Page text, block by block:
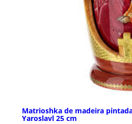
Matrioshka de madeira
Yaroslavl 25 cm